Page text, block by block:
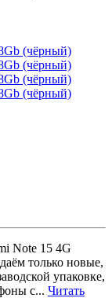
Note 15 4G
только новые,
упаковке,
с... Читать